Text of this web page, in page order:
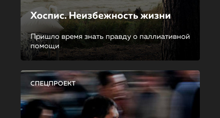
Хоспис. Неизбежность жизни
Пришло время знать правду о паллиативной
помощи
СПЕЦПРОЕКТ